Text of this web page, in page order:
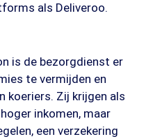
als Deliveroo.
is de bezorgdienst er
te vermijden en
koeriers. Zij krijgen als
inkomen, maar
een verzekering